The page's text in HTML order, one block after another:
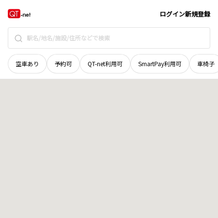
ログイン新規登録
空車あり 予約可 QT-net利用可 SmartPay利用可 車椅子
滋賀県